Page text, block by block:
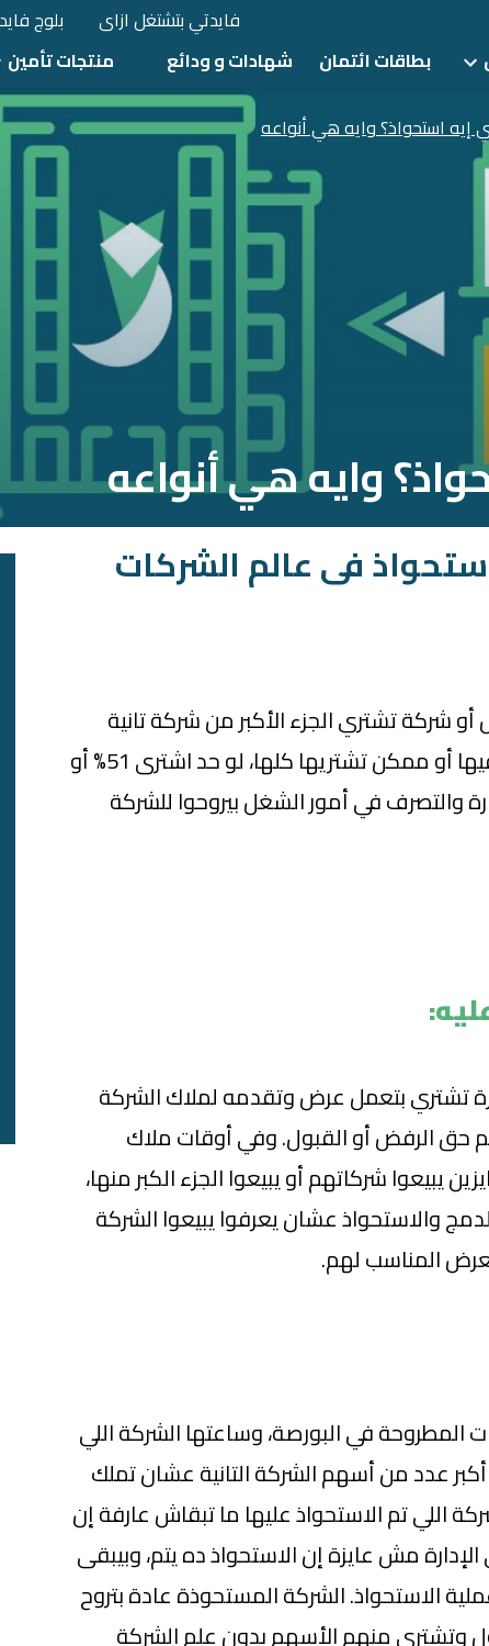
فايدتي بتشتغل ازاى بلوج
بطاقات ائتمان شهادات و ودائع منتجات تأمين
إيه استحواذ؟ وايه هي أنواعه
وايه هي أنواعه
فى عالم الشركات
شركة تشتري الجزء الأكبر من شركة تانية
فتبقى هي المتحكمة فيها أو ممكن تشتريها كلها، لو حد اشترى 51% أو
والتصرف في أمور الشغل بيروحوا للشركة
تشتري بتعمل عرض وتقدمه لملاك الشركة
حق الرفض أو القبول. وفي أوقات ملاك
يبيعوا شركاتهم أو يبيعوا الجزء الكبر منها،
والاستحواذ عشان يعرفوا يبيعوا الشركة
المناسب لهم.
المطروحة في البورصة، وساعتها الشركة اللي
عدد من أسهم الشركة التانية عشان تملك
اللي تم الاستحواذ عليها ما تبقاش عارفة إن
مش عايزة إن الاستحواذ ده يتم، وبيبقى
الاستحواذ. الشركة المستحوذة عادة بتروح
وتشتري منهم الأسهم بدون علم الشركة